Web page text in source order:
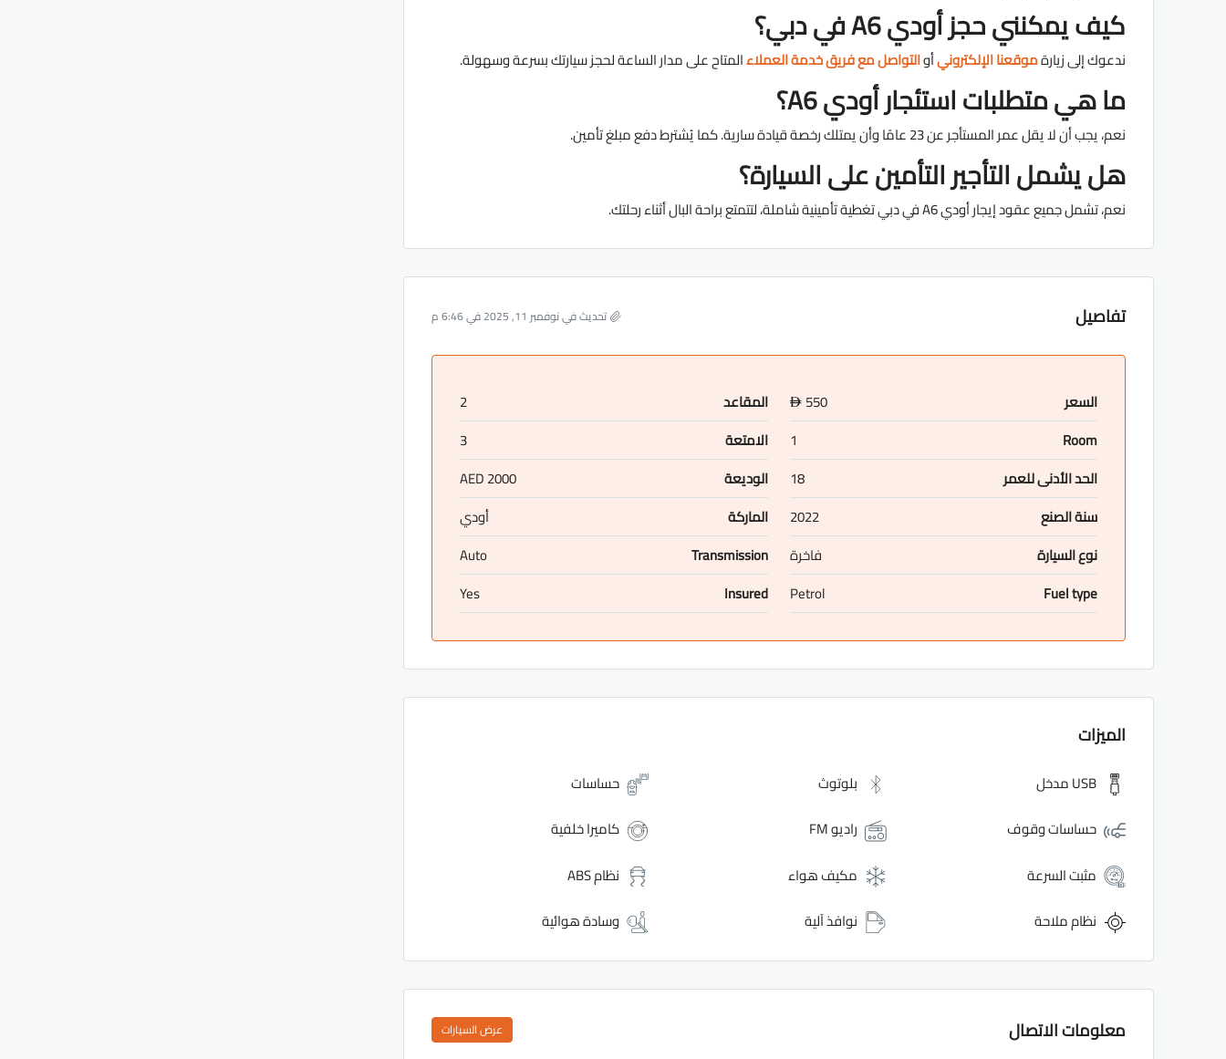
كيف يمكنني حجز أودي A6 في دبي؟
ندعوك إلى زيارةموقعنا الإلكترونيأوالتواصل مع فريق خدمة العملاءالمتاح على مدار الساعة لحجز سيارتك بسرعة وسهولة.
ما هي متطلبات استئجار أودي A6؟
نعم، يجب أن لا يقل عمر المستأجر عن 23 عامًا وأن يمتلك رخصة قيادة سارية. كما يُشترط دفع مبلغ تأمين.
هل يشمل التأجير التأمين على السيارة؟
نعم، تشمل جميع عقود إيجار أودي A6 في دبي تغطية تأمينية شاملة، لتتمتع براحة البال أثناء رحلتك.
تفاصيل تحديث في نوفمبر 11, 2025 في 6:46 م
السعر D 550 المقاعد
2
Room
1 الامتعة
3
الحد الأدنى للعمر
18 الوديعة
2000 AED
سنة الصنع
2022 الماركة
أودي
نوع السيارة
فاخرة Transmission
Auto
Fuel type
Petrol
Insured
Yes
الميزات
USB مدخل بلوتوث
حساسات
حساسات وقوف
راديو FM
كاميرا خلفية
مثبت السرعة
مكيف هواء
نظام ABS
نظام ملاحة
نوافذ آلية وسادة هوائية
معلومات الاتصال عرض السيارات